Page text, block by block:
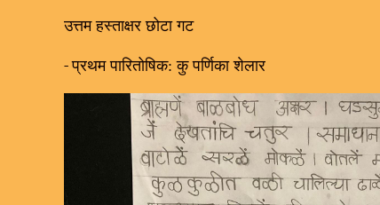
उत्तम हस्ताक्षर छोटा गट
-प्रथम पारितोषिक: कु पर्णिका शेलार